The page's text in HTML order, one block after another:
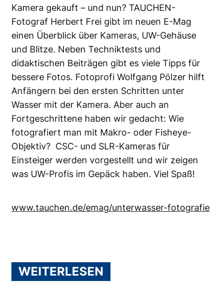
Kamera gekauft – und nun? TAUCHEN-
Fotograf Herbert Frei gibt im neuen E-Mag
einen Überblick über Kameras, UW-Gehäuse
und Blitze. Neben Techniktests und
didaktischen Beiträgen gibt es viele Tipps für
bessere Fotos. Fotoprofi Wolfgang Pölzer hilft
Anfängern bei den ersten Schritten unter
Wasser mit der Kamera. Aber auch an
Fortgeschrittene haben wir gedacht: Wie
fotografiert man mit Makro- oder Fisheye-
Objektiv? CSC- und SLR-Kameras für
Einsteiger werden vorgestellt und wir zeigen
was UW-Profis im Gepäck haben. Viel Spaß!
www.tauchen.de/emag/unterwasser-fotografie
WEITERLESEN